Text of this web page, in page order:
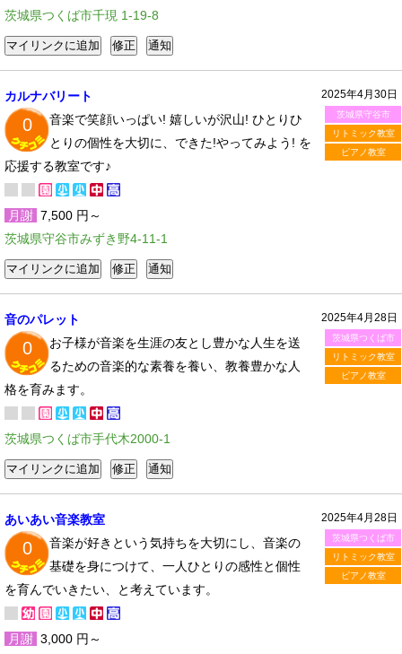
茨城県つくば市千現 1-19-8
2025年4月30日
茨城県守谷市
リトミック教室
ピアノ教室
カルナバリート
0
音楽で笑顔いっぱい! 嬉しいが沢山! ひとりひ
とりの個性を大切に、できた!やってみよう! を
応援する教室です♪
月謝 7,500 円～
茨城県守谷市みずき野4-11-1
2025年4月28日
茨城県つくば市
リトミック教室
ピアノ教室
音のパレット
0
お子様が音楽を生涯の友とし豊かな人生を送
るための音楽的な素養を養い、教養豊かな人
格を育みます。
茨城県つくば市手代木2000-1
2025年4月28日
茨城県つくば市
リトミック教室
ピアノ教室
あいあい音楽教室
0
音楽が好きという気持ちを大切にし、音楽の
基礎を身につけて、一人ひとりの感性と個性
を育んでいきたい、と考えています。
月謝 3,000 円～